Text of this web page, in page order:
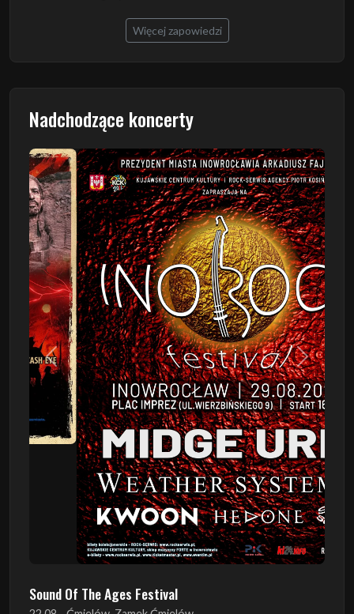
Więcej zapowiedzi
Nadchodzące koncerty
Poprzedni Następny
Sound Of The Ages Festival